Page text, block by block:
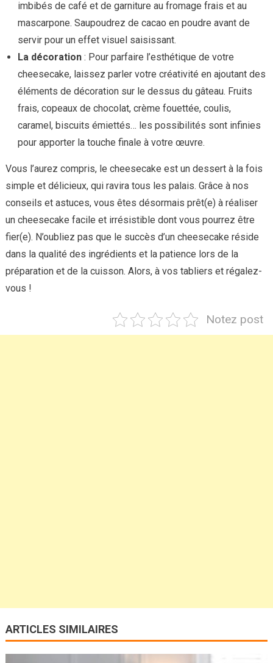
imbibés de café et de garniture au fromage frais et au
mascarpone. Saupoudrez de cacao en poudre avant de
servir pour un effet visuel saisissant.
La décoration: Pour parfaire l’esthétique de votre
cheesecake, laissez parler votre créativité en ajoutant des
éléments de décoration sur le dessus du gâteau. Fruits
frais, copeaux de chocolat, crème fouettée, coulis,
caramel, biscuits émiettés… les possibilités sont infinies
pour apporter la touche finale à votre œuvre.
Vous l’aurez compris, le cheesecake est un dessert à la fois
simple et délicieux, qui ravira tous les palais. Grâce à nos
conseils et astuces, vous êtes désormais prêt(e) à réaliser
un cheesecake facile et irrésistible dont vous pourrez être
fier(e). N’oubliez pas que le succès d’un cheesecake réside
dans la qualité des ingrédients et la patience lors de la
préparation et de la cuisson. Alors, à vos tabliers et régalez-
vous !
Notez post
ARTICLES SIMILAIRES